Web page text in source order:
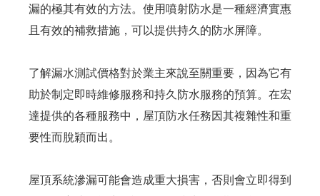
漏的極其有效的方法。使用噴射防水是一種經濟實惠
且有效的補救措施，可以提供持久的防水屏障。
了解漏水測試價格對於業主來說至關重要，因為它有
助於制定即時維修服務和持久防水服務的預算。在宏
達提供的各種服務中，屋頂防水任務因其複雜性和重
要性而脫穎而出。
屋頂系統滲漏可能會造成重大損害，否則會立即得到